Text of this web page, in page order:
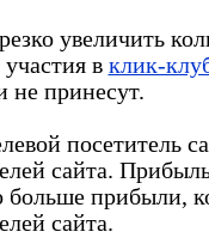
увеличить
участия в клик-
не принесут.
посетитель
сайта.
больше прибыли,
сайта.